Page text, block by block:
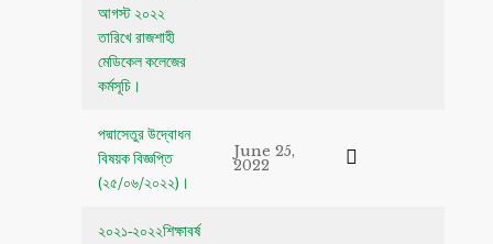
আগস্ট ২০২২
তারিখে রাজশাহী
মেডিকেল কলেজের
কর্মসূচি।
পদ্মাসেতুর উদ্বোধন
বিষয়ক বিজ্ঞপ্তি
(২৫/০৬/২০২২)।
June 25,
2022
২০২১-২০২২শিক্ষাবর্ষ